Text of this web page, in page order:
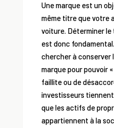
Une marque est un
même titre que votre
voiture. Déterminer
est donc
chercher à conserver
marque pour pouvoir
faillite ou de
investisseurs
que les actifs de
appartiennent à la